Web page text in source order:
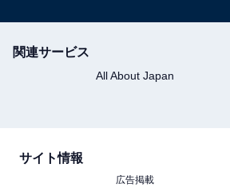
関連サービス
All About Japan
サイト情報
広告掲載